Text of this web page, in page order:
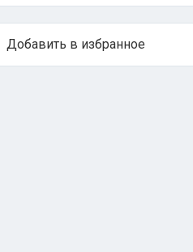
Добавить в избранное
Тема в избранном